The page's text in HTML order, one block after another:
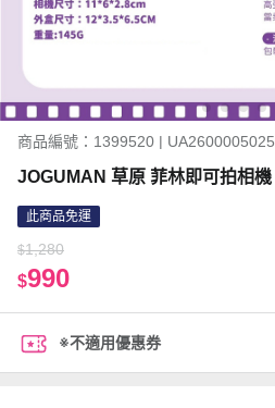
商品編號：1399520 | UA2600005025
JOGUMAN 草原 菲林即可拍相機
此商品免運
$1,280
$990
※不適用優惠券